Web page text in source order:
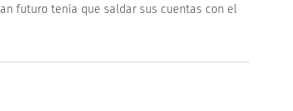
futuro tenía que saldar sus cuentas con el